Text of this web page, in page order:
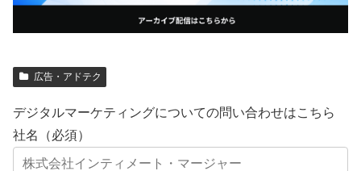
広告・アドテク
デジタルマーケティングについての問い合わせはこちら
社名（必須）